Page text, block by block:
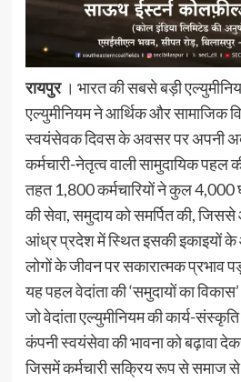
रायपुर। भारत की सबसे बड़ी
एल्युमीनियम ने आर्थिक और सामाजिक
स्वयंसेवक दिवस के अवसर पर अपनी
कर्मचारी-नेतृत्व वाली सामुदायिक
तहत 1,800 कर्मचारियों ने कुल 4,000
की सेवा, समुदाय को समर्पित की,
आंध्र प्रदेश में स्थित इसकी इकाइयों
लोगों के जीवन पर सकारात्मक प्रभाव
यह पहल वेदांता की ‘समुदायों का विकास’
जो वेदांता एल्युमीनियम की कार्य-
कंपनी स्वयंसेवा की भावना को बढ़ावा
जिसमें कर्मचारी सक्रिय रूप से समाज